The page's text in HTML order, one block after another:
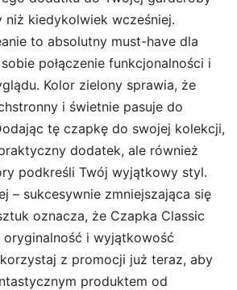
niż kiedykolwiek wcześniej.
to absolutny must-have dla
połączenie funkcjonalności i
Kolor zielony sprawia, że
i świetnie pasuje do
tę czapkę do swojej kolekcji,
dodatek, ale również
podkreśli Twój wyjątkowy styl.
– sukcesywnie zmniejszająca się
oznacza, że Czapka Classic
oryginalność i wyjątkowość
z promocji już teraz, aby
produktem od